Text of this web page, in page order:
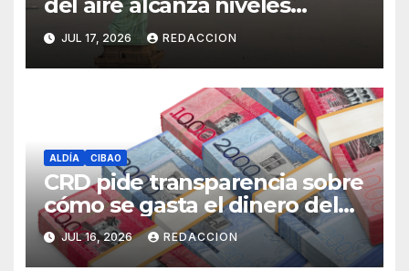
peligrosos en NYC
JUL 17, 2026 REDACCION
ALDÍA CIBAO
CRD pide transparencia sobre
cómo se gasta el dinero del
Seguro Familiar de Salud
JUL 16, 2026 REDACCION